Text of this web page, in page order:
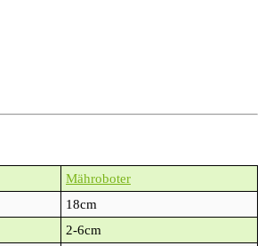
Mähroboter
18cm
2-6cm